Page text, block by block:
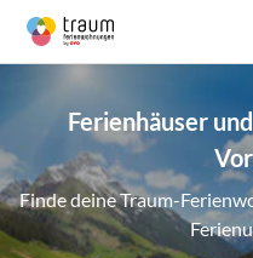
Ferienhäuser
Finde deine Traum-